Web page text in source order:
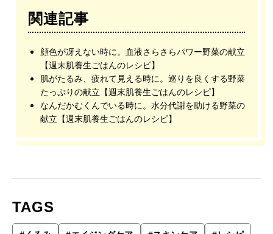
関連記事
顔色が冴えない時に。血液さらさらパワー野菜の献立
【週末肌養生ごはんのレシピ】
肌がたるみ、疲れて見える時に。巡りを良くする野菜
たっぷりの献立【週末肌養生ごはんのレシピ】
なんだかむくんでいる時に。水分代謝を助ける野菜の
献立【週末肌養生ごはんのレシピ】
TAGS